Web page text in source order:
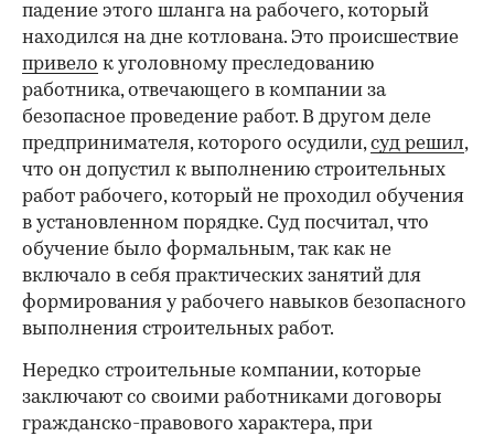
падение этого шланга на рабочего, который
находился на дне котлована. Это происшествие
привело к уголовному преследованию
работника, отвечающего в компании за
безопасное проведение работ. В другом деле
предпринимателя, которого осудили,суд решил,
что он допустил к выполнению строительных
работ рабочего, который не проходил обучения
в установленном порядке. Суд посчитал, что
обучение было формальным, так как не
включало в себя практических занятий для
формирования у рабочего навыков безопасного
выполнения строительных работ.
Нередко строительные компании, которые
заключают со своими работниками договоры
гражданско-правового характера, при